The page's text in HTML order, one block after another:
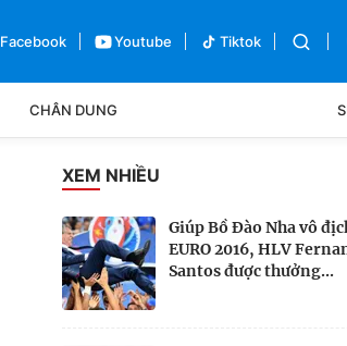
Facebook Youtube Tiktok
CHÂN DUNG
Bên lề
XEM NHIỀU
Giúp Bồ Đào Nha vô
EURO 2016, HLV
Santos được thưởng...